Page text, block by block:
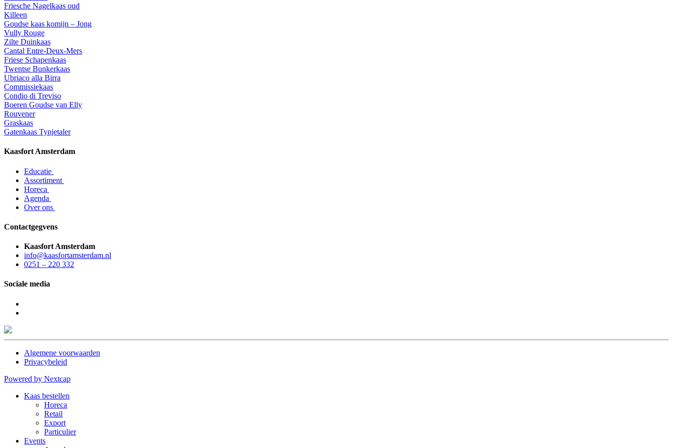
Friesche Nagelkaas oud
Killeen
Goudse kaas komijn – Jong
Vully Rouge
Zilte Duinkaas
Cantal Entre-Deux-Mers
Friese Schapenkaas
Twentse Bunkerkaas
Ubriaco alla Birra
Commissiekaas
Condio di Treviso
Boeren Goudse van Elly
Rouvener
Graskaas
Gatenkaas Tynjetaler
Kaasfort Amsterdam
Educatie
Assortiment
Horeca
Agenda
Over ons
Contactgegvens
Kaasfort Amsterdam
info@kaasfortamsterdam.nl
0251 – 220 332
Sociale media
Algemene voorwaarden
Privacybeleid
Powered by Nextcap
Kaas bestellen
Horeca
Retail
Export
Particulier
Events